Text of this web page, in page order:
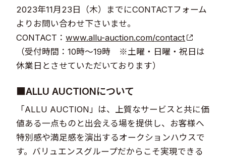
2023年11月23日（木）までにCONTACTフォーム
よりお問い合わせ下さいませ。
CONTACT：www.allu-auction.com/contact
（受付時間：10時～19時 ※土曜・日曜・祝日は
休業日とさせていただいております）
■ALLU AUCTIONについて
「ALLU AUCTION」は、上質なサービスと共に価
値ある一点ものと出会える場を提供し、お客様へ
特別感や満足感を演出するオークションハウスで
す。バリュエンスグループだからこそ実現できる